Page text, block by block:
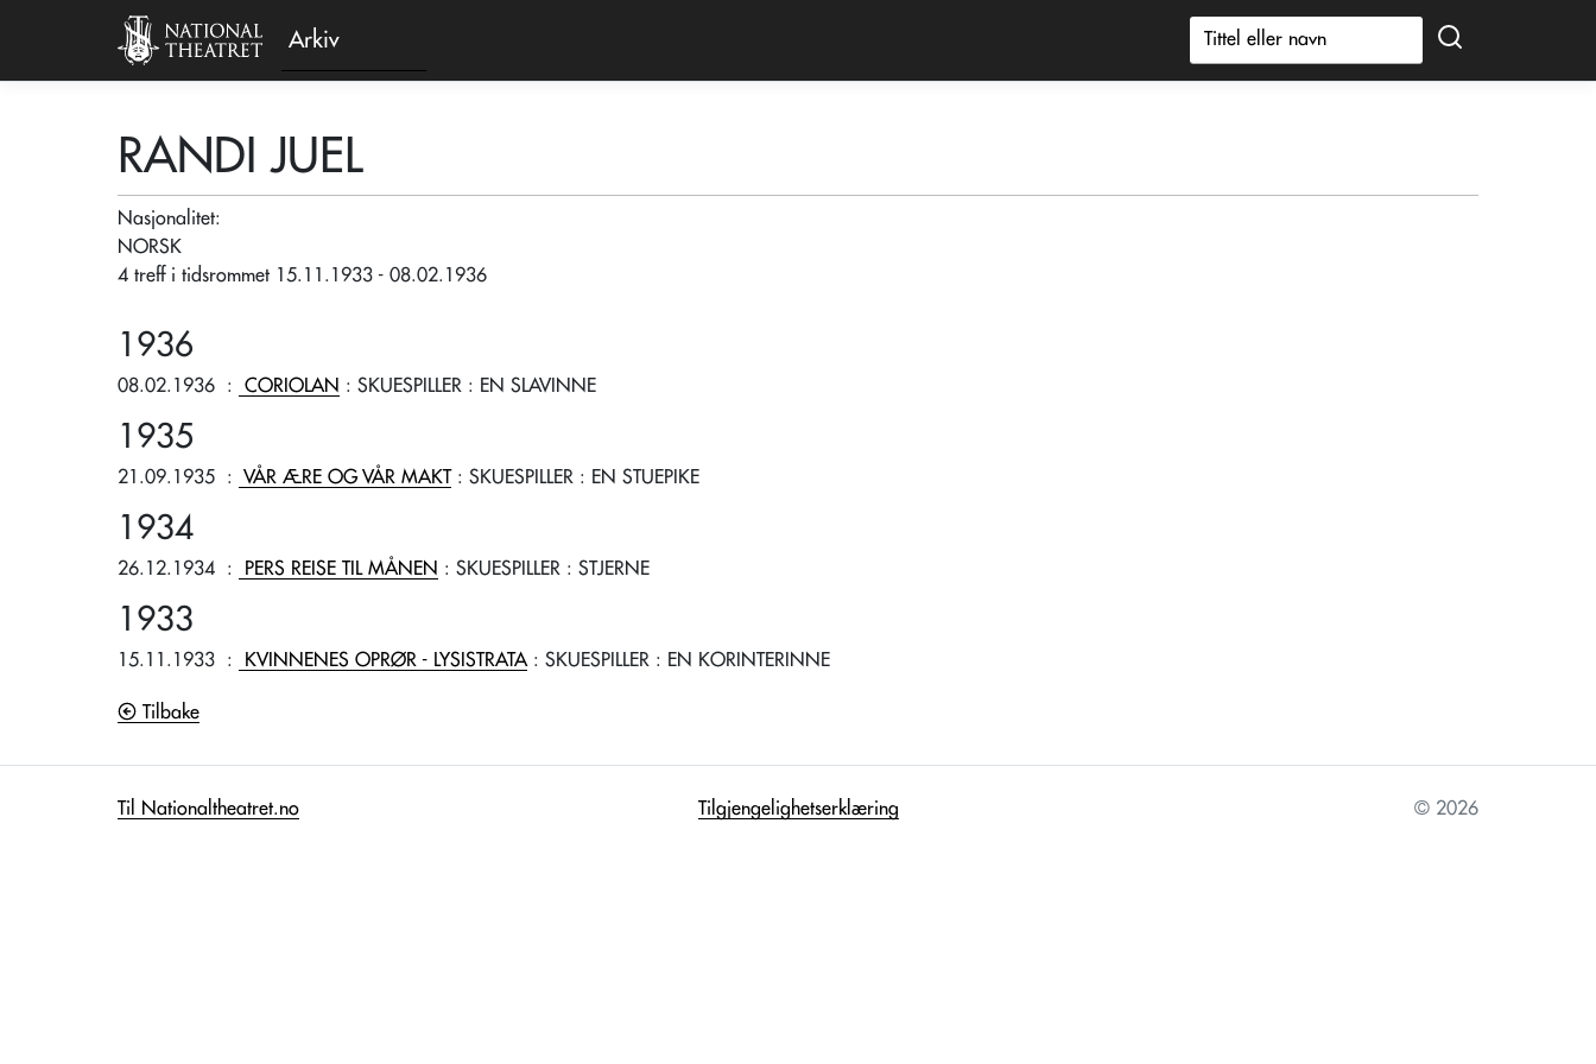
Arkiv
RANDI JUEL
Nasjonalitet:
NORSK
4 treff i tidsrommet 15.11.1933 - 08.02.1936
1936
08.02.1936 : CORIOLAN : SKUESPILLER : EN SLAVINNE
1935
21.09.1935 : VÅR ÆRE OG VÅR MAKT: SKUESPILLER : EN STUEPIKE
1934
26.12.1934 : PERS REISE TIL MÅNEN : SKUESPILLER : STJERNE
1933
15.11.1933 : KVINNENES OPRØR - LYSISTRATA : SKUESPILLER : EN KORINTERINNE
Tilbake
Til Nationaltheatret.no Tilgjengelighetserklæring © 2026